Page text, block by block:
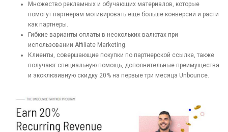
Множество рекламных и обучающих материалов, которые
помогут партнерам мотивировать еще больше конверсий и расти
как партнеры.
Гибкие варианты оплаты в нескольких валютах при
использовании Affiliate Marketing.
Клиенты, совершающие покупки по партнерской ссылке, также
получают специальную помощь, дополнительные преимущества
и эксклюзивную скидку 20% на первые три месяца Unbounce.